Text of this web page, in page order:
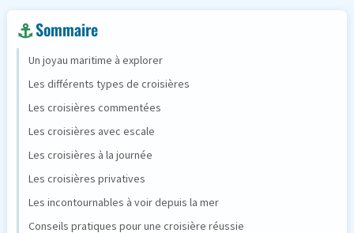
Sommaire
Un joyau maritime à explorer
Les différents types de croisières
Les croisières commentées
Les croisières avec escale
Les croisières à la journée
Les croisières privatives
Les incontournables à voir depuis la mer
Conseils pratiques pour une croisière réussie